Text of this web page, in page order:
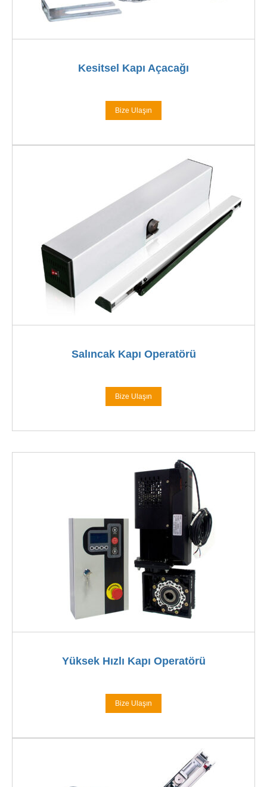
Kesitsel Kapı Açacağı
Bize Ulaşın
Salıncak Kapı Operatörü
Bize Ulaşın
Yüksek Hızlı Kapı Operatörü
Bize Ulaşın